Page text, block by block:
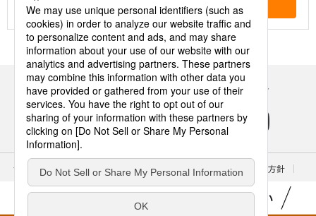
Panasonicの住まい・くらし SNSアカウント
サイトのご利用にあたって クッキーポリシー
個人情報保護方針
パナソニック ホールディングス
Area/Country